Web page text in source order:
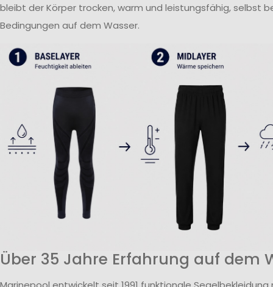
bleibt der Körper trocken, warm und leistungsfähig, selbst
Bedingungen auf dem Wasser.
Über 35 Jahre Erfahrung auf dem